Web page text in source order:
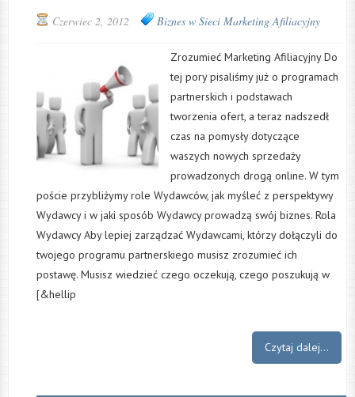
Czerwiec 2, 2012 Biznes w Sieci Marketing Afiliacyjny
Zrozumieć Marketing Afiliacyjny Do
tej pory pisaliśmy już o programach
partnerskich i podstawach
tworzenia ofert, a teraz nadszedł
czas na pomysły dotyczące
waszych nowych sprzedaży
prowadzonych drogą online. W tym
poście przybliżymy role Wydawców, jak myśleć z perspektywy
Wydawcy i w jaki sposób Wydawcy prowadzą swój biznes. Rola
Wydawcy Aby lepiej zarządzać Wydawcami, którzy dołączyli do
twojego programu partnerskiego musisz zrozumieć ich
postawę. Musisz wiedzieć czego oczekują, czego poszukują w
[&hellip
Czytaj dalej...